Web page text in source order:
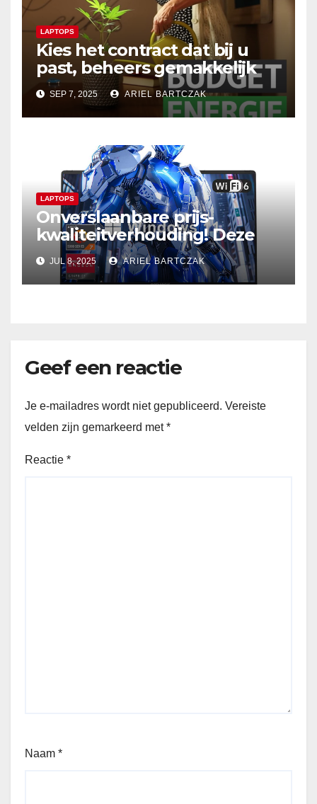
LAPTOPS
Kies het contract dat bij u
past, beheers gemakkelijk
uw energiekosten – Vind het
perfecte plan bij Budget
Energie
SEP 7, 2025 ARIEL BARTCZAK
LAPTOPS
Onverslaanbare prijs-
kwaliteitverhouding! Deze
drie krachtige laptops
bieden geweldige prestaties
voor een verrassende prijs
JUL 8, 2025 ARIEL BARTCZAK
Geef een reactie
Je e-mailadres wordt niet gepubliceerd. Vereiste
velden zijn gemarkeerd met*
Reactie *
Naam *